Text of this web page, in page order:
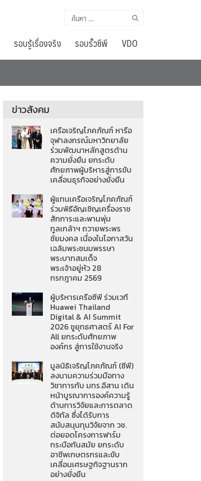
ค้นหา
รอบรู้เรื่องจริง รอบรั้วซีพี VDO
ข่าวสังคม
เครือเจริญโภคภัณฑ์ หารือ
จุฬาลงกรณ์มหาวิทยาลัย
ร่วมพัฒนาหลักสูตรด้าน
ความยั่งยืน ยกระดับ
ศักยภาพผู้บริหารสู่การขับ
เคลื่อนธุรกิจอย่างยั่งยืน
ผู้แทนเครือเจริญโภคภัณฑ์
ร่วมพิธีอัญเชิญเครื่องราช
สักการะและพานพุ่ม
ทูลเกล้าฯ ถวายพระพร
ชัยมงคล เนื่องในโอกาสวัน
เฉลิมพระชนมพรรษา
พระบาทสมเด็จ
พระเจ้าอยู่หัว 28
กรกฎาคม 2569
ผู้บริหารเครือซีพี ร่วมเวที
Huawei Thailand
Digital & AI Summit
2026 ชูยุทธศาสตร์ AI For
All ยกระดับศักยภาพ
องค์กร สู่การใช้งานจริง
มูลนิธิเจริญโภคภัณฑ์ (ซีพี)
ลงนามความร่วมมือทาง
วิชาการกับ มทร.อีสาน เดิน
หน้าบูรณาการองค์ความรู้
ด้านการวิจัยและการตลาด
ดิจิทัล ซึ่งได้รับการ
สนับสนุนทุนวิจัยจาก วช.
ต่อยอดโครงการฟาร์ม
กระบือทันสมัย ยกระดับ
อาชีพเกษตรกรและขับ
เคลื่อนเศรษฐกิจฐานราก
อย่างยั่งยืน